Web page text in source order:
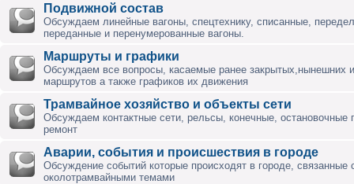
Подвижной состав
Обсуждаем линейные вагоны, спецтехнику, списанные,
переданные и перенумерованные вагоны.
Маршруты и графики
Обсуждаем все вопросы, касаемые ранее закрытых,нынешних
маршрутов а также графиков их движения
Трамвайное хозяйство и объекты сети
Обсуждаем контактные сети, рельсы, конечные, остановочные
ремонт
Аварии, события и происшествия в городе
Обсуждение событий которые происходят в городе, связанные
околотрамвайными темами